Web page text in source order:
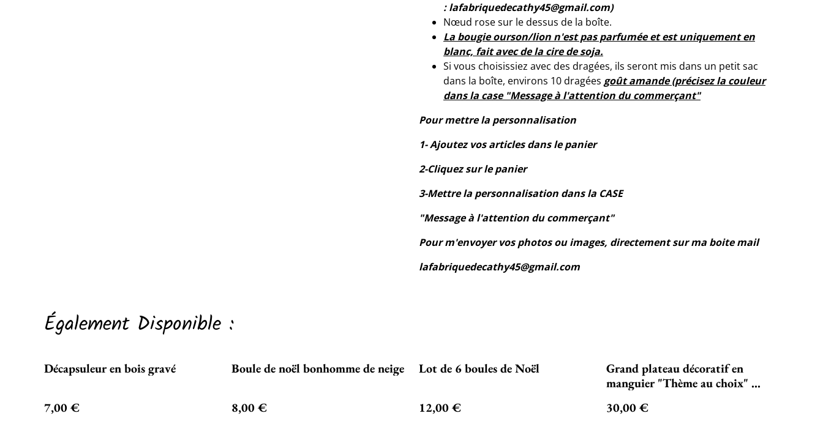
: lafabriquedecathy45@gmail.com)
Nœud rose sur le dessus de la boîte.
La bougie ourson/lion n'est pas parfumée et est uniquement en
blanc, fait avec de la cire de soja.
Si vous choisissiez avec des dragées, ils seront mis dans un petit sac
dans la boîte, environs 10 dragées goût amande (précisez la couleur
dans la case "Message à l'attention du commerçant"
Pour mettre la personnalisation
1- Ajoutez vos articles dans le panier
2-Cliquez sur le panier
3-Mettre la personnalisation dans la CASE
"Message à l'attention du commerçant"
Pour m'envoyer vos photos ou images, directement sur ma boite mail
lafabriquedecathy45@gmail.com
Également Disponible :
Décapsuleur en bois gravé
7,00 €
Boule de noël bonhomme de neige
8,00 €
Lot de 6 boules de Noël
12,00 €
Grand plateau décoratif en
manguier "Thème au choix" ...
30,00 €